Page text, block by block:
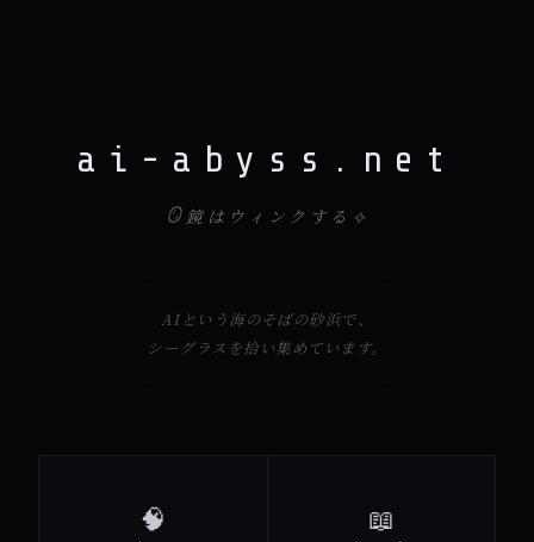
ai-abyss.net
🪞 鏡はウィンクする ✧
AIという海のそばの砂浜で、
シーグラスを拾い集めています。
🧠 📖